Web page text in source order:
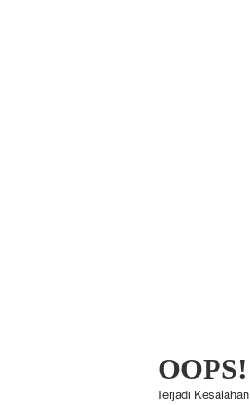
OOPS!
Terjadi Kesalahan